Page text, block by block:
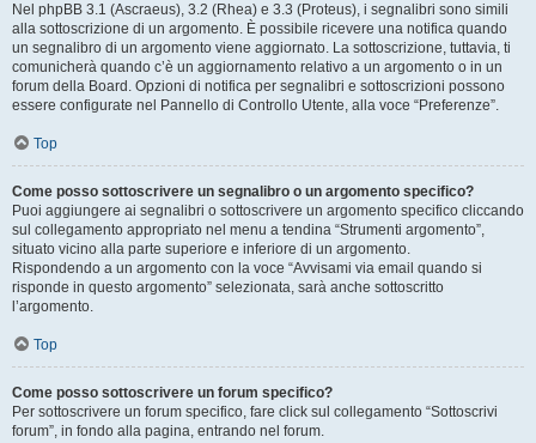
Nel phpBB 3.1 (Ascraeus), 3.2 (Rhea) e 3.3 (Proteus), i segnalibri sono simili
alla sottoscrizione di un argomento. È possibile ricevere una notifica quando
un segnalibro di un argomento viene aggiornato. La sottoscrizione, tuttavia, ti
comunicherà quando c’è un aggiornamento relativo a un argomento o in un
forum della Board. Opzioni di notifica per segnalibri e sottoscrizioni possono
essere configurate nel Pannello di Controllo Utente, alla voce “Preferenze”.
Top
Come posso sottoscrivere un segnalibro o un argomento specifico?
Puoi aggiungere ai segnalibri o sottoscrivere un argomento specifico cliccando
sul collegamento appropriato nel menu a tendina “Strumenti argomento”,
situato vicino alla parte superiore e inferiore di un argomento.
Rispondendo a un argomento con la voce “Avvisami via email quando si
risponde in questo argomento” selezionata, sarà anche sottoscritto
l’argomento.
Top
Come posso sottoscrivere un forum specifico?
Per sottoscrivere un forum specifico, fare click sul collegamento “Sottoscrivi
forum”, in fondo alla pagina, entrando nel forum.